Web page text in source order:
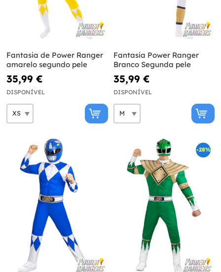
Fantasia de Power Ranger
amarelo segundo pele
35,99 €
DISPONÍVEL
Fantasia Power Ranger
Branco Segunda pele
35,99 €
DISPONÍVEL
-28%